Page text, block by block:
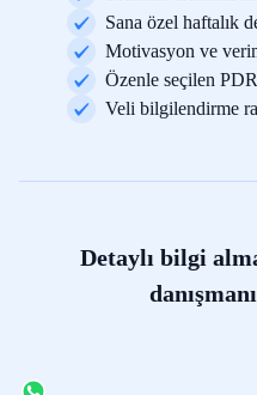
Sana özel haftalık
Motivasyon ve
Özenle seçilen
Veli bilgilendirme
Detaylı bilgi